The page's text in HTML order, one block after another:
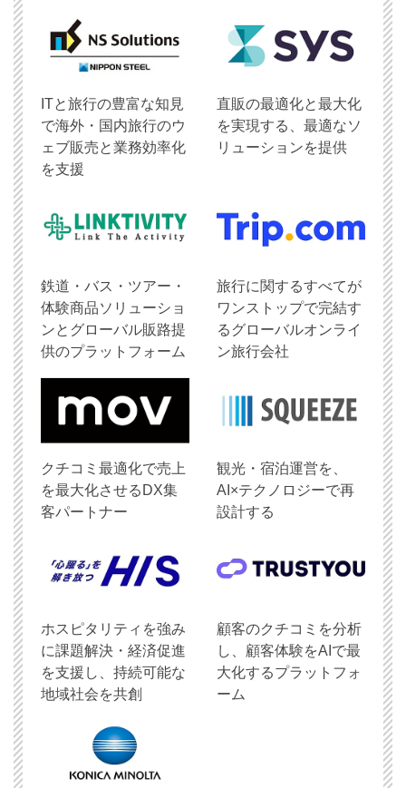
ITと旅行の豊富な知見
で海外・国内旅行のウ
ェブ販売と業務効率化
を支援
直販の最適化と最大化
を実現する、最適なソ
リューションを提供
鉄道・バス・ツアー・
体験商品ソリューショ
ンとグローバル販路提
供のプラットフォーム
旅行に関するすべてが
ワンストップで完結す
るグローバルオンライ
ン旅行会社
クチコミ最適化で売上
を最大化させるDX集
客パートナー
観光・宿泊運営を、
AI×テクノロジーで再
設計する
ホスピタリティを強み
に課題解決・経済促進
を支援し、持続可能な
地域社会を共創
顧客のクチコミを分析
し、顧客体験をAIで最
大化するプラットフォ
ーム